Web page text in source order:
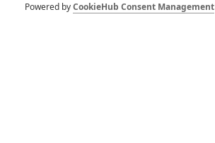
Powered byCookieHub Consent Management